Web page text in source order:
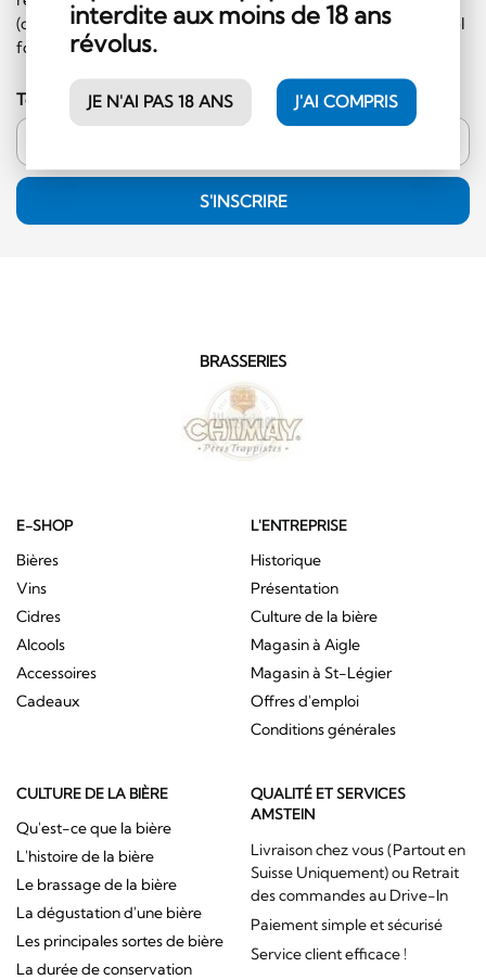
interdite aux moins de 18 ans
révolus.
JE N'AI PAS 18 ANS J'AI COMPRIS
(commande minimale de 50.- CHF et hors catégorie alcool
fort)!
Ton adresse email
S'INSCRIRE
BRASSERIES
E-SHOP
Bières
Vins
Cidres
Alcools
Accessoires
Cadeaux
L'ENTREPRISE
Historique
Présentation
Culture de la bière
Magasin à Aigle
Magasin à St-Légier
Offres d'emploi
Conditions générales
CULTURE DE LA BIÈRE
Qu'est-ce que la bière
L'histoire de la bière
Le brassage de la bière
La dégustation d'une bière
Les principales sortes de bière
La durée de conservation
QUALITÉ ET SERVICES
AMSTEIN
Livraison chez vous (Partout en
Suisse Uniquement) ou Retrait
des commandes au Drive-In
Paiement simple et sécurisé
Service client efficace !